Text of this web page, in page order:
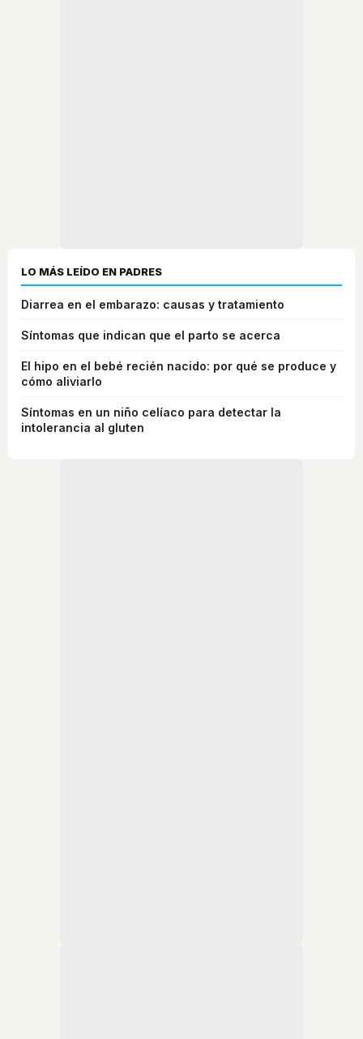
LO MÁS LEÍDO EN PADRES
Diarrea en el embarazo: causas y tratamiento
Síntomas que indican que el parto se acerca
El hipo en el bebé recién nacido: por qué se produce y
cómo aliviarlo
Síntomas en un niño celíaco para detectar la
intolerancia al gluten